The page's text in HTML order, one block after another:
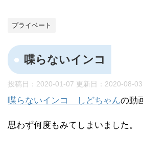
プライベート
喋らないインコ
投稿日：2020-01-07 更新日： 2020-08-03
喋らないインコ しどちゃんの動
思わず何度もみてしまいました。